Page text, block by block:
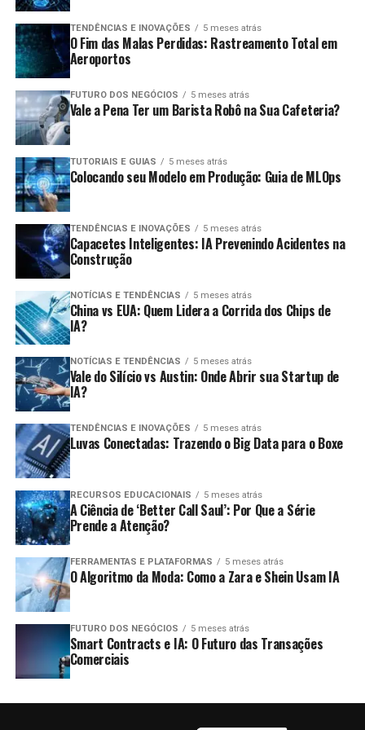
TENDÊNCIAS E INOVAÇÕES 5 meses atrás
O Fim das Malas Perdidas: Rastreamento Total em
Aeroportos
FUTURO DOS NEGÓCIOS 5 meses atrás
Vale a Pena Ter um Barista Robô na Sua Cafeteria?
TUTORIAIS E GUIAS 5 meses atrás
Colocando seu Modelo em Produção: Guia de MLOps
TENDÊNCIAS E INOVAÇÕES 5 meses atrás
Capacetes Inteligentes: IA Prevenindo Acidentes na
Construção
NOTÍCIAS E TENDÊNCIAS 5 meses atrás
China vs EUA: Quem Lidera a Corrida dos Chips de
IA?
NOTÍCIAS E TENDÊNCIAS 5 meses atrás
Vale do Silício vs Austin: Onde Abrir sua Startup de
IA?
TENDÊNCIAS E INOVAÇÕES 5 meses atrás
Luvas Conectadas: Trazendo o Big Data para o Boxe
RECURSOS EDUCACIONAIS 5 meses atrás
A Ciência de ‘Better Call Saul’: Por Que a Série
Prende a Atenção?
FERRAMENTAS E PLATAFORMAS 5 meses atrás
O Algoritmo da Moda: Como a Zara e Shein Usam IA
FUTURO DOS NEGÓCIOS 5 meses atrás
Smart Contracts e IA: O Futuro das Transações
Comerciais